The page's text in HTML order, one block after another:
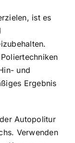
ist es
und
Ergebnis
Autopolitur
Verwenden